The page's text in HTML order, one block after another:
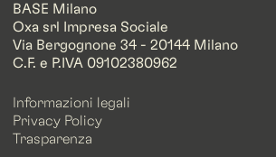
BASE Milano
Oxa srl Impresa Sociale
Via Bergognone 34 - 20144 Milano
C.F. e P.IVA 09102380962
Informazioni legali
Privacy Policy
Trasparenza